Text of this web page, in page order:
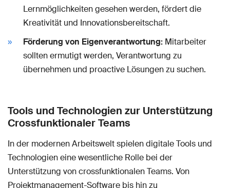
Lernmöglichkeiten gesehen werden, fördert die
Kreativität und Innovationsbereitschaft.
Förderung von Eigenverantwortung: Mitarbeiter
sollten ermutigt werden, Verantwortung zu
übernehmen und proactive Lösungen zu suchen.
Tools und Technologien zur Unterstützung
Crossfunktionaler Teams
In der modernen Arbeitswelt spielen digitale Tools und
Technologien eine wesentliche Rolle bei der
Unterstützung von crossfunktionalen Teams. Von
Projektmanagement-Software bis hin zu